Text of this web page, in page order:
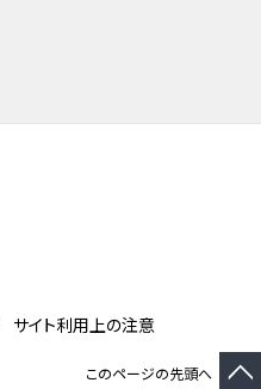
このページの先頭へ
サイト利用上の注意